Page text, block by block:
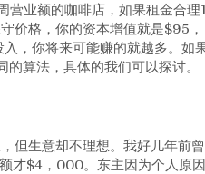
业额的咖啡店，如果租金合理
价格，你的资本增值就是$95，
，你将来可能赚的就越多。如
算法，具体的我们可以探讨。
但生意却不理想。我好几年前
才$4，000。东主因为个人原因